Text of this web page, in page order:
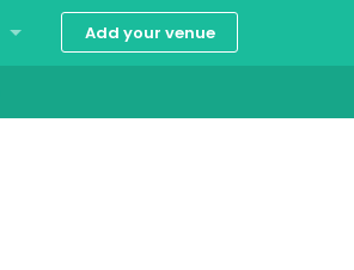
Add your venue